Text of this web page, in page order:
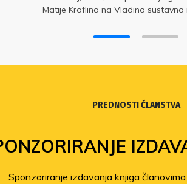
Matije Kroflina na Vladino sustavno
PREDNOSTI ČLANSTVA
Sponzoriranje izdavanja knjiga